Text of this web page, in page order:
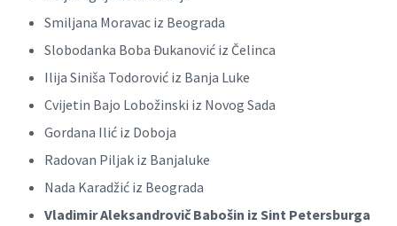
Smiljana Moravac iz Beograda
Slobodanka Boba Đukanović iz Čelinca
Ilija Siniša Todorović iz Banja Luke
Cvijetin Bajo Lobožinski iz Novog Sada
Gordana Ilić iz Doboja
Radovan Piljak iz Banjaluke
Nada Karadžić iz Beograda
Vladimir Aleksandrovič Babošin iz Sint Petersburga